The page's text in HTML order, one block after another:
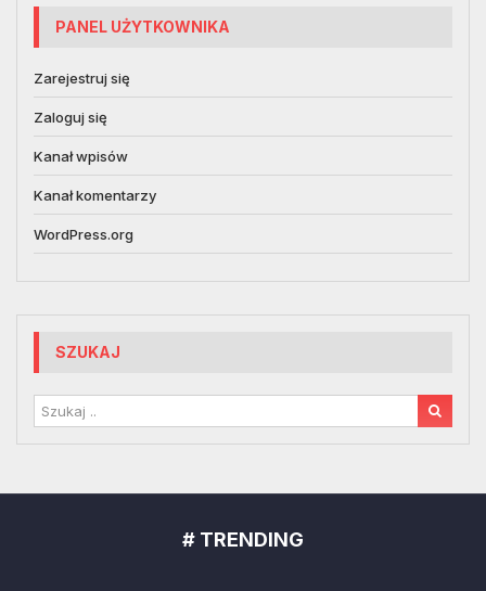
PANEL UŻYTKOWNIKA
Zarejestruj się
Zaloguj się
Kanał wpisów
Kanał komentarzy
WordPress.org
SZUKAJ
# TRENDING